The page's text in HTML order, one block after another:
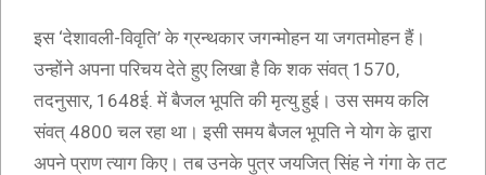
इस ‘देशावली-विवृति’ के ग्रन्थकार जगन्मोहन या जगतमोहन हैं।
उन्होंने अपना परिचय देते हुए लिखा है कि शक संवत् 1570,
तदनुसार, 1648ई. में बैजल भूपति की मृत्यु हुई। उस समय कलि
संवत् 4800 चल रहा था। इसी समय बैजल भूपति ने योग के द्वारा
अपने प्राण त्याग किए। तब उनके पुत्र जयजित् सिंह ने गंगा के तट